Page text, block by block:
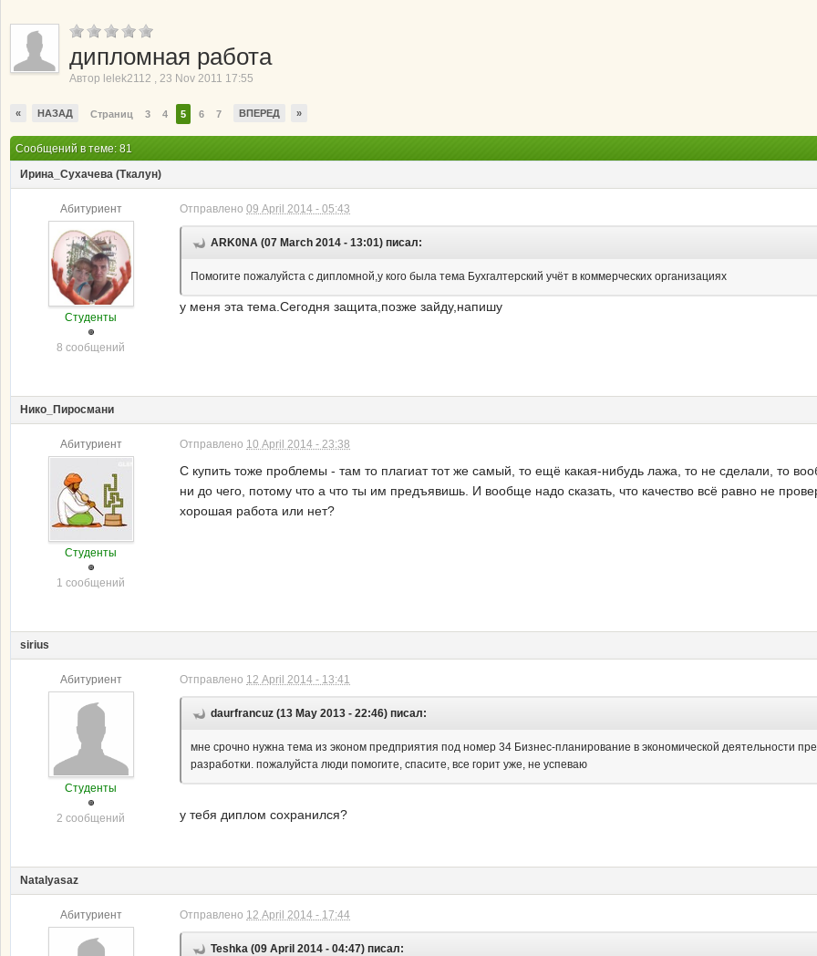
дипломная работа
Автор lelek2112 , 23 Nov 2011 17:55
« НАЗАД Страниц 3 4 5 6 7 ВПЕРЕД »
Сообщений в теме: 81
Ирина_Сухачева (Ткалун)
Абитуриент
Студенты
8 сообщений
Отправлено 09 April 2014 - 05:43
ARK0NA (07 March 2014 - 13:01) писал:
Помогите пожалуйста с дипломной,у кого была тема Бухгалтерский учёт в коммерческих организациях
у меня эта тема.Сегодня защита,позже зайду,напишу
Нико_Пиросмани
Абитуриент
Студенты
1 сообщений
Отправлено 10 April 2014 - 23:38
С купить тоже проблемы - там то плагиат тот же самый, то ещё какая-нибудь лажа, то не сделали, то
ни до чего, потому что а что ты им предъявишь. И вообще надо сказать, что качество всё равно не
хорошая работа или нет?
sirius
Абитуриент
Студенты
2 сообщений
Отправлено 12 April 2014 - 13:41
daurfrancuz (13 May 2013 - 22:46) писал:
мне срочно нужна тема из эконом предприятия под номер 34 Бизнес-планирование в экономической деятельности
разработки. пожалуйста люди помогите, спасите, все горит уже, не успеваю
у тебя диплом сохранился?
Natalyasaz
Абитуриент Отправлено 12 April 2014 - 17:44
Teshka (09 April 2014 - 04:47) писал: